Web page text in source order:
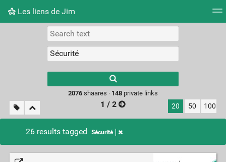
Les liens de Jim
Picture wall
results.
2076shaares · 148private links
1 / 2 20 50 100
26 results tagged Sécurité